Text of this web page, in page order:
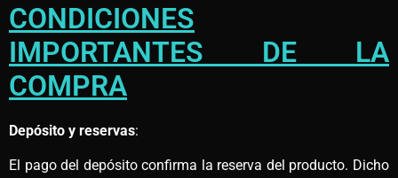
CONDICIONES
IMPORTANTES DE LA
COMPRA
Depósito y reservas:
El pago del depósito confirma la reserva del producto. Dicho